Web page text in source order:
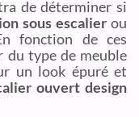
de déterminer si
sous escalier ou
fonction de ces
du type de meuble
un look épuré et
ouvert design